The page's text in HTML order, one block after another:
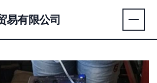
易有限公司